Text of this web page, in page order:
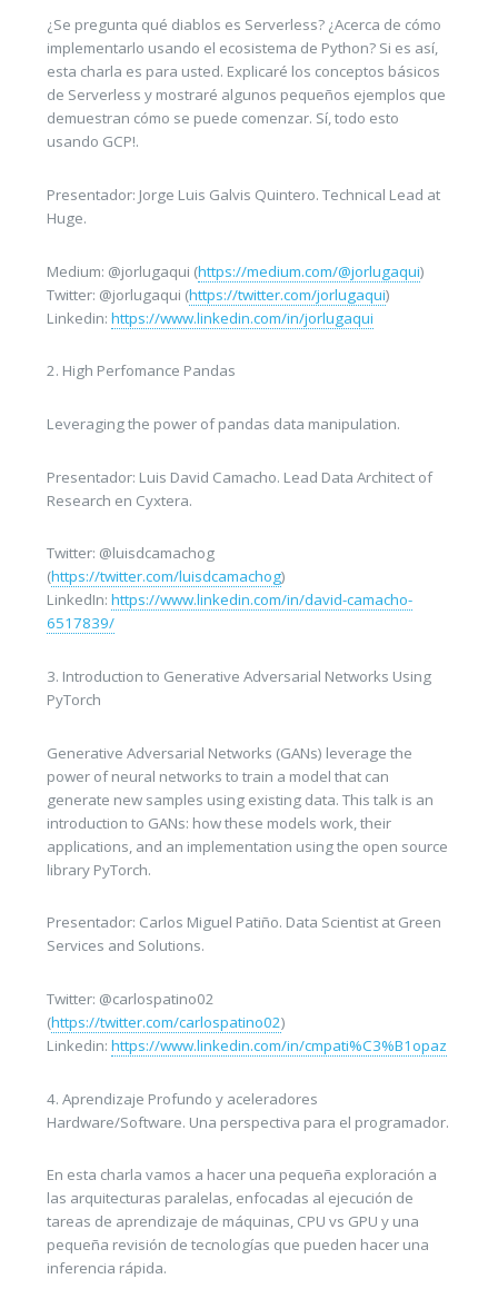
¿Se pregunta qué diablos es Serverless? ¿Acerca de cómo
implementarlo usando el ecosistema de Python? Si es así,
esta charla es para usted. Explicaré los conceptos básicos
de Serverless y mostraré algunos pequeños ejemplos que
demuestran cómo se puede comenzar. Sí, todo esto
usando GCP!.
Presentador: Jorge Luis Galvis Quintero. Technical Lead at
Huge.
Medium: @jorlugaqui (https://medium.com/@jorlugaqui)
Twitter: @jorlugaqui (https://twitter.com/jorlugaqui)
Linkedin: https://www.linkedin.com/in/jorlugaqui
2. High Perfomance Pandas
Leveraging the power of pandas data manipulation.
Presentador: Luis David Camacho. Lead Data Architect of
Research en Cyxtera.
Twitter: @luisdcamachog
(https://twitter.com/luisdcamachog)
LinkedIn: https://www.linkedin.com/in/david-camacho-
6517839/
3. Introduction to Generative Adversarial Networks Using
PyTorch
Generative Adversarial Networks (GANs) leverage the
power of neural networks to train a model that can
generate new samples using existing data. This talk is an
introduction to GANs: how these models work, their
applications, and an implementation using the open source
library PyTorch.
Presentador: Carlos Miguel Patiño. Data Scientist at Green
Services and Solutions.
Twitter: @carlospatino02
(https://twitter.com/carlospatino02)
Linkedin: https://www.linkedin.com/in/cmpati%C3%B1opaz
4. Aprendizaje Profundo y aceleradores
Hardware/Software. Una perspectiva para el programador.
En esta charla vamos a hacer una pequeña exploración a
las arquitecturas paralelas, enfocadas al ejecución de
tareas de aprendizaje de máquinas, CPU vs GPU y una
pequeña revisión de tecnologías que pueden hacer una
inferencia rápida.